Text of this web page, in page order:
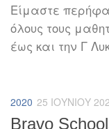
Είμαστε
όλους τους
έως και την Γ
2020 25 ΙΟΥΝΊΟΥ
Bravo